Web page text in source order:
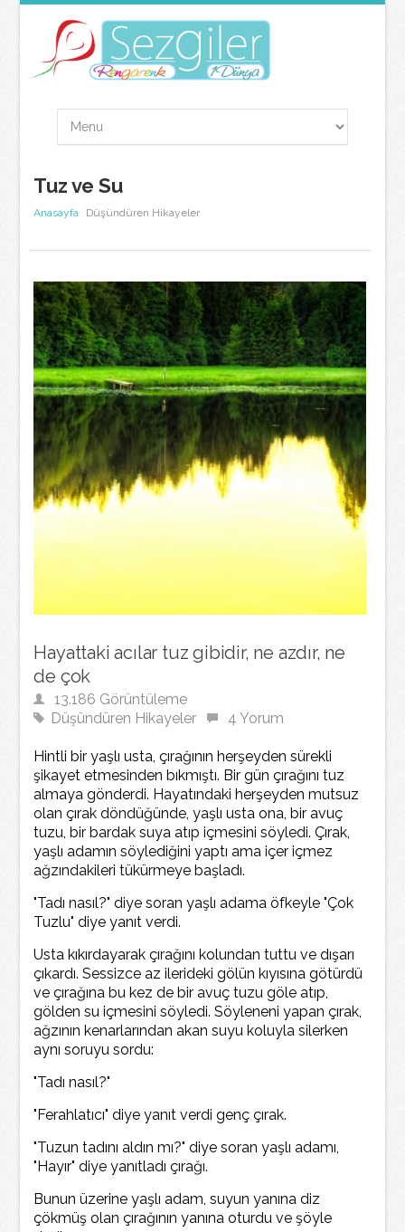
Tuz ve Su
Anasayfa Düşündüren Hikayeler
Hayattaki acılar tuz gibidir, ne azdır, ne
de çok
13.186 Görüntüleme
Düşündüren Hikayeler
4 Yorum
Hintli bir yaşlı usta, çırağının herşeyden sürekli
şikayet etmesinden bıkmıştı. Bir gün çırağını tuz
almaya gönderdi. Hayatındaki herşeyden mutsuz
olan çırak döndüğünde, yaşlı usta ona, bir avuç
tuzu, bir bardak suya atıp içmesini söyledi. Çırak,
yaşlı adamın söylediğini yaptı ama içer içmez
ağzındakileri tükürmeye başladı.
"Tadı nasıl?" diye soran yaşlı adama öfkeyle "Çok
Tuzlu" diye yanıt verdi.
Usta kıkırdayarak çırağını kolundan tuttu ve dışarı
çıkardı. Sessizce az ilerideki gölün kıyısına götürdü
ve çırağına bu kez de bir avuç tuzu göle atıp,
gölden su içmesini söyledi. Söyleneni yapan çırak,
ağzının kenarlarından akan suyu koluyla silerken
aynı soruyu sordu:
"Tadı nasıl?"
"Ferahlatıcı" diye yanıt verdi genç çırak.
"Tuzun tadını aldın mı?" diye soran yaşlı adamı,
"Hayır" diye yanıtladı çırağı.
Bunun üzerine yaşlı adam, suyun yanına diz
çökmüş olan çırağının yanına oturdu ve şöyle